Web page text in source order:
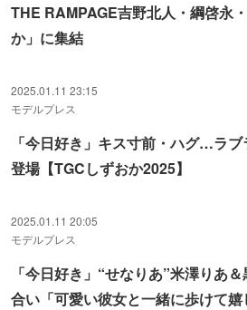
THE RAMPAGE吉野北人・綱啓永
か」に集結
2025.01.11 23:15
モデルプレス
「今日好き」キス寸前・ハグ…ラ
登場【TGCしずおか2025】
2025.01.11 20:05
モデルプレス
「今日好き」“せなりあ”米澤りあ
合い「可愛い彼女と一緒に歩けて